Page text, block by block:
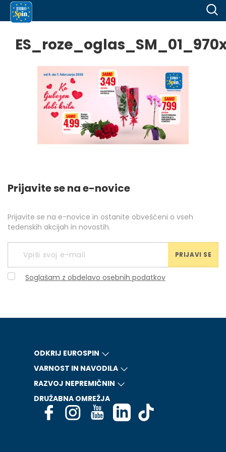
Prijavite se na e-novice
Prijavite se na e-novice in ostanite obveščeni o vseh
tedenskih akcijah in novostih.
PRIJAVI SE
Soglašam z obdelavo osebnih podatkov
ODKRIJ EUROSPIN
VARNOST IN NAVODILA
RAZVOJ NEPREMIČNIN
DRUŽABNA OMREŽJA